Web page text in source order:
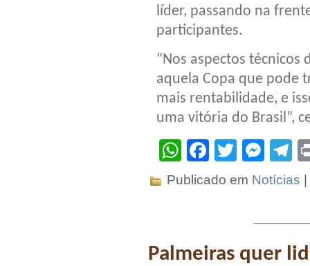
líder, passando na
participantes.
“Nos aspectos
aquela Copa que pode
mais rentabilidade, e
uma vitória do Brasil”,
WhatsApp
Facebook
Twitter
Publicado em Notícias
Palmeiras quer